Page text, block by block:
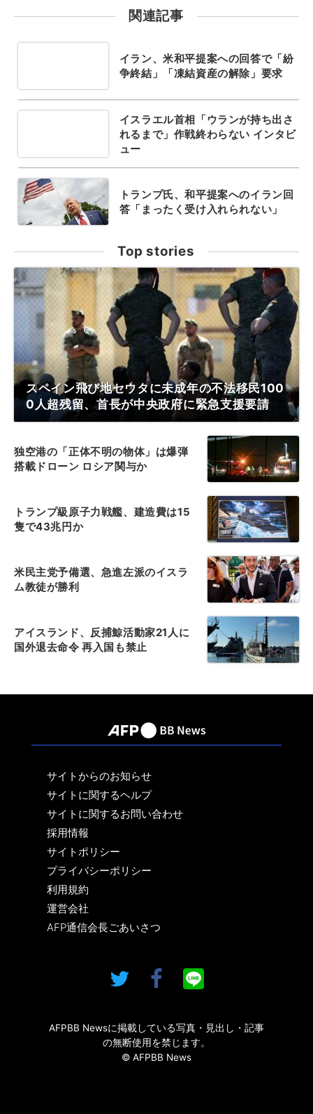
関連記事
イラン、米和平提案への回答で「紛
争終結」「凍結資産の解除」要求
イスラエル首相「ウランが持ち出さ
れるまで」作戦終わらない インタビ
ュー
トランプ氏、和平提案へのイラン回
答「まったく受け入れられない」
Top stories
スペイン飛び地セウタに未成年の不法移民100
0人超残留、首長が中央政府に緊急支援要請
独空港の「正体不明の物体」は爆弾
搭載ドローン ロシア関与か
トランプ級原子力戦艦、建造費は15
隻で43兆円か
米民主党予備選、急進左派のイスラ
ム教徒が勝利
アイスランド、反捕鯨活動家21人に
国外退去命令 再入国も禁止
サイトからのお知らせ
サイトに関するヘルプ
サイトに関するお問い合わせ
採用情報
サイトポリシー
プライバシーポリシー
利用規約
運営会社
AFP通信会長ごあいさつ
AFPBB Newsに掲載している写真・見出し・記事
の無断使用を禁じます。
© AFPBB News